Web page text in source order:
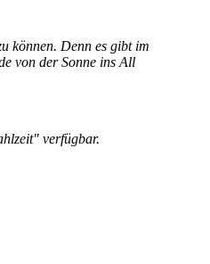
können. Denn es gibt im
von der Sonne ins All
verfügbar.